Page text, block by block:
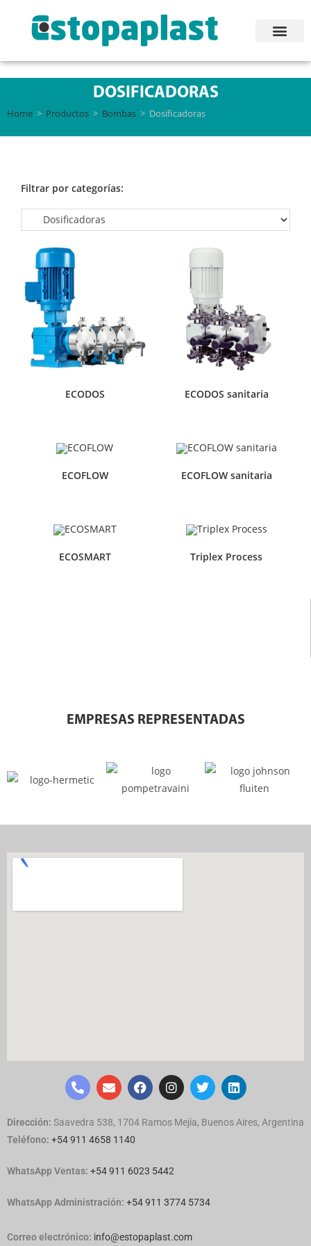
DOSIFICADORAS
Home > Productos > Bombas > Dosificadoras
Filtrar por categorías:
ECODOS ECODOS sanitaria
ECOFLOW ECOFLOW sanitaria
ECOSMART Triplex Process
EMPRESAS REPRESENTADAS
Dirección: Saavedra 538, 1704 Ramos Mejía, Buenos Aires, Argentina
Teléfono: +54 911 4658 1140
WhatsApp Ventas: +54 911 6023 5442
WhatsApp Administración: +54 911 3774 5734
Correo electrónico: info@estopaplast.com